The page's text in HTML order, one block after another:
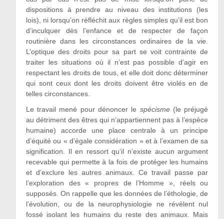
dispositions à prendre au niveau des institutions (les
lois), ni lorsqu’on réfléchit aux règles simples qu’il est bon
d’inculquer dès l’enfance et de respecter de façon
routinière dans les circonstances ordinaires de la vie.
L’optique des droits pour sa part se voit contrainte de
traiter les situations où il n’est pas possible d’agir en
respectant les droits de tous, et elle doit donc déterminer
qui sont ceux dont les droits doivent être violés en de
telles circonstances.
Le travail mené pour dénoncer le spécisme(le préjugé
au détriment des êtres qui n’appartiennent pas à l’espèce
humaine) accorde une place centrale à un principe
d’équité ou « d’égale considération » et à l’examen de sa
signification. Il en ressort qu’il n’existe aucun argument
recevable qui permette à la fois de protéger les humains
et d’exclure les autres animaux. Ce travail passe par
l’exploration des « propres de l’Homme », réels ou
supposés. On rappelle que les données de l’éthologie, de
l’évolution, ou de la neurophysiologie ne révèlent nul
fossé isolant les humains du reste des animaux. Mais